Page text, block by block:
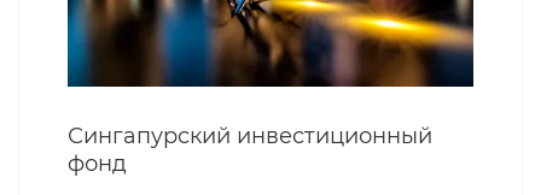
Сингапурский инвестиционный
фонд